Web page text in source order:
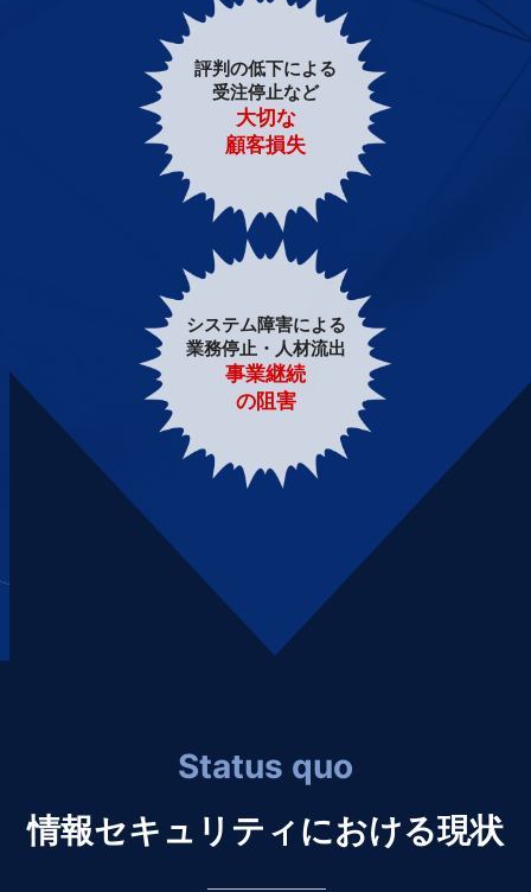
評判の低下による
受注停止など
大切な
顧客損失
システム障害による
業務停止・人材流出
事業継続
の阻害
Status quo
情報セキュリティにおける現状